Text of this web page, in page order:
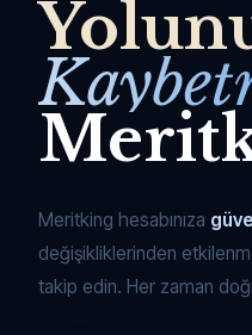
Meritking hesabınıza
değişikliklerinden
takip edin. Her zaman